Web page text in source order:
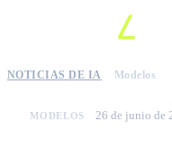
NOTICIAS DE IA Modelos
MODELOS 26 de junio de